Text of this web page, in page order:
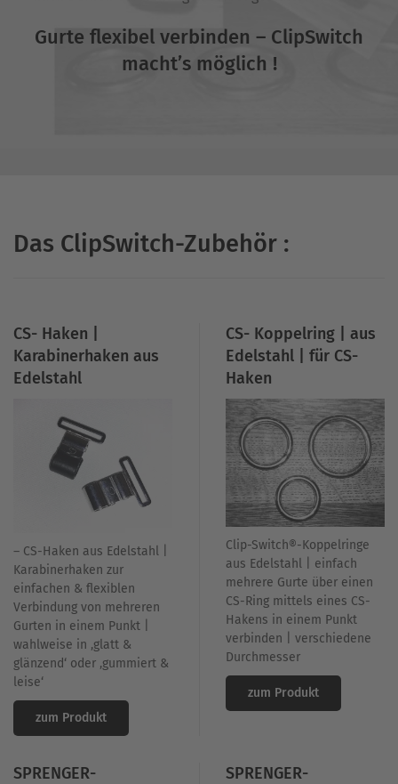
Gurte flexibel verbinden – ClipSwitch
macht’s möglich !
Das ClipSwitch-Zubehör :
CS- Haken |
Karabinerhaken aus
Edelstahl
– CS-Haken aus Edelstahl |
Karabinerhaken zur
einfachen & flexiblen
Verbindung von mehreren
Gurten in einem Punkt |
wahlweise in ‚glatt &
glänzend‘ oder ‚gummiert &
leise‘
zum Produkt
CS- Koppelring | aus
Edelstahl | für CS-
Haken
Clip-Switch®-Koppelringe
aus Edelstahl | einfach
mehrere Gurte über einen
CS-Ring mittels eines CS-
Hakens in einem Punkt
verbinden | verschiedene
Durchmesser
zum Produkt
SPRENGER-
SPRENGER-